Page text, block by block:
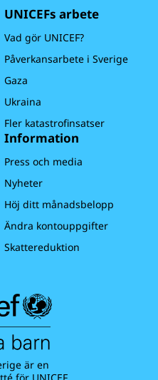
UNICEFs arbete
Vad gör UNICEF?
Påverkansarbete i Sverige
Gaza
Ukraina
Fler katastrofinsatser
Information
Press och media
Nyheter
Höj ditt månadsbelopp
Ändra kontouppgifter
Skattereduktion
är en